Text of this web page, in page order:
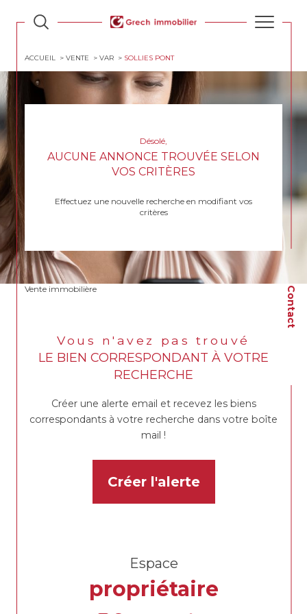
Contact
ACCUEIL VENTE VAR SOLLIES PONT
Désolé,
AUCUNE ANNONCE TROUVÉE SELON
VOS CRITÈRES
Effectuez une nouvelle recherche en modifiant vos
critères
Vente immobilière
Vous n'avez pas trouvé
LE BIEN CORRESPONDANT À VOTRE
RECHERCHE
Créer une alerte email et recevez les biens
correspondants à votre recherche dans votre boîte
mail !
Créer l'alerte
Espace
propriétaire